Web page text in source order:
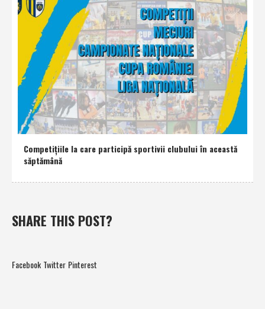
Competiţiile la care participă sportivii clubului în această
săptămână
SHARE THIS POST?
Facebook Twitter Pinterest